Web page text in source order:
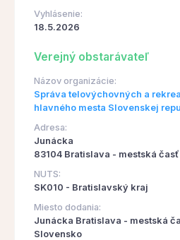
Vyhlásenie:
18.5.2026
Verejný obstarávateľ
Názov organizácie:
Správa telovýchovných a
hlavného mesta Slovenskej
Adresa:
Junácka
83104 Bratislava - mestská
NUTS:
SK010 - Bratislavský kraj
Miesto dodania:
Junácka Bratislava - mestská
Slovensko